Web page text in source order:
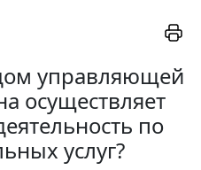
управляющей
осуществляет
по
услуг?